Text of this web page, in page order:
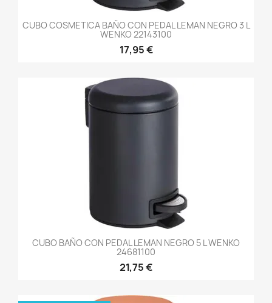
CUBO COSMETICA BAÑO CON PEDAL LEMAN NEGRO 3 L
WENKO 22143100
17,95 €
CUBO BAÑO CON PEDAL LEMAN NEGRO 5 L WENKO
24681100
21,75 €